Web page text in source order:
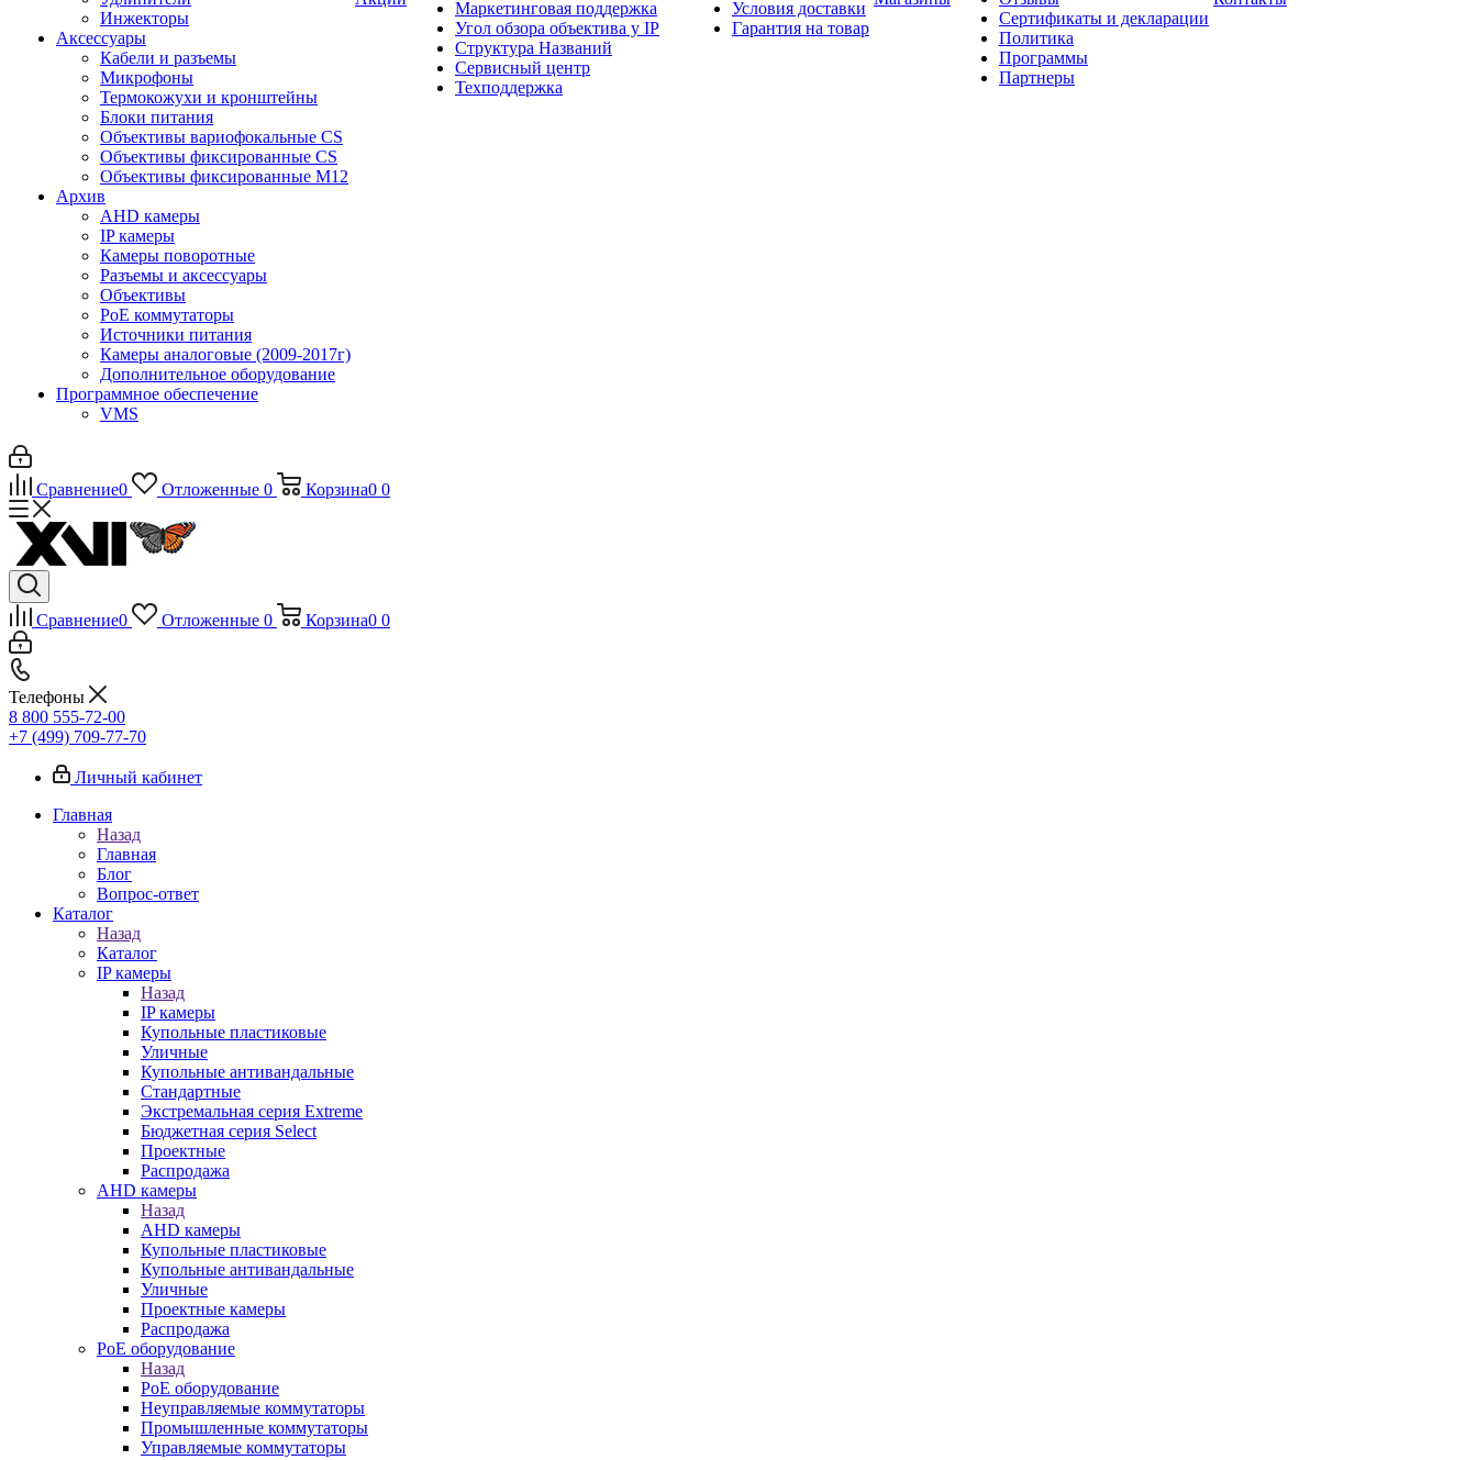
Инжекторы
Аксессуары
Кабели и разъемы
Микрофоны
Термокожухи и кронштейны
Блоки питания
Объективы вариофокальные CS
Объективы фиксированные CS
Объективы фиксированные М12
Архив
AHD камеры
IP камеры
Камеры поворотные
Разъемы и аксессуары
Объективы
PoE коммутаторы
Источники питания
Камеры аналоговые (2009-2017г)
Дополнительное оборудование
Программное обеспечение
VMS
Маркетинговая поддержка
Угол обзора объектива у IP
Структура Названий
Сервисный центр
Техподдержка
Условия доставки
Гарантия на товар
Сертификаты и декларации
Политика
Программы
Партнеры
Сравнение0 Отложенные 0 Корзина0 0
Сравнение0 Отложенные 0 Корзина0 0
Телефоны
8 800 555-72-00
+7 (499) 709-77-70
Личный кабинет
Главная
Назад
Главная
Блог
Вопрос-ответ
Каталог
Назад
Каталог
IP камеры
Назад
IP камеры
Купольные пластиковые
Уличные
Купольные антивандальные
Стандартные
Экстремальная серия Extreme
Бюджетная серия Select
Проектные
Распродажа
AHD камеры
Назад
AHD камеры
Купольные пластиковые
Купольные антивандальные
Уличные
Проектные камеры
Распродажа
PoE оборудование
Назад
PoE оборудование
Неуправляемые коммутаторы
Промышленные коммутаторы
Управляемые коммутаторы